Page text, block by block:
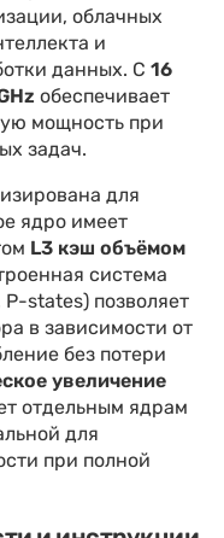
облачных
и
данных. С 16
обеспечивает
мощность при
задач.
для
ядро имеет
L3 кэш объёмом
система
states) позволяет
в зависимости от
без потери
увеличение
отдельным ядрам
для
при полной